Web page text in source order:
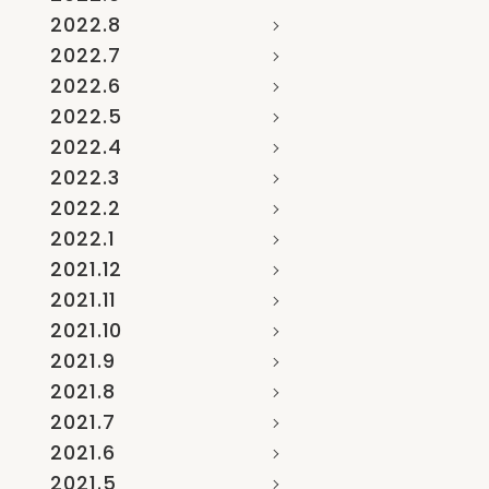
2022.8
2022.7
2022.6
2022.5
2022.4
2022.3
2022.2
2022.1
2021.12
2021.11
2021.10
2021.9
2021.8
2021.7
2021.6
2021.5